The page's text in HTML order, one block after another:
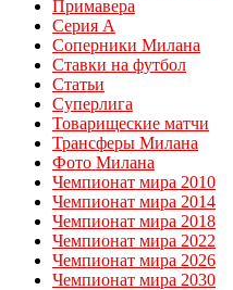
Примавера
Серия А
Соперники Милана
Ставки на футбол
Статьи
Суперлига
Товарищеские матчи
Трансферы Милана
Фото Милана
Чемпионат мира 2010
Чемпионат мира 2014
Чемпионат мира 2018
Чемпионат мира 2022
Чемпионат мира 2026
Чемпионат мира 2030